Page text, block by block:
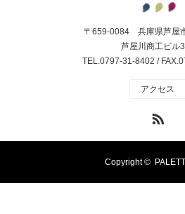
〒659-0084 兵庫県芦屋
芦屋川商工ビル
TEL.0797-31-8402 /
アクセス
Copyright ©